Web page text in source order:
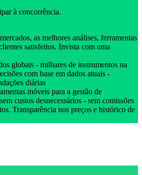
à concorrência.
as melhores análises, ferramentas
satisfeitos. Invista com uma
globais - milhares de instrumentos na
com base em dados atuais -
diárias
móveis para a gestão de
custos desnecessários - sem comissões
Transparência nos preços e histórico de